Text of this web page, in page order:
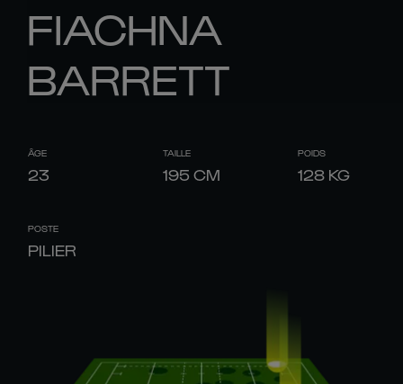
FIACHNA
BARRETT
ÂGE
23
TAILLE
195 CM
POIDS
128 KG
POSTE
PILIER